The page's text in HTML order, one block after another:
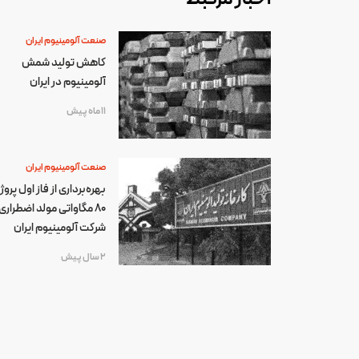
صنعت آلومینیوم ایران
کاهش تولید شمش
آلومینیوم در ایران
11 ماه پیش
صنعت آلومینیوم ایران
بهره‌برداری از فاز اول
۸۰ مگاواتی مولد
شرکت آلومینیوم ایران
2 سال پیش